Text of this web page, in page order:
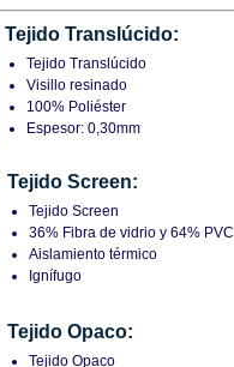
Tejido Translúcido:
Tejido Translúcido
Visillo resinado
100% Poliéster
Espesor: 0,30mm
Tejido Screen:
Tejido Screen
36% Fibra de vidrio y 64% PVC
Aislamiento térmico
Ignífugo
Tejido Opaco:
Tejido Opaco